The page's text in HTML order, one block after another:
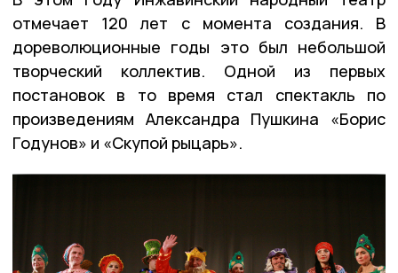
отмечает 120 лет с момента создания. В
дореволюционные годы это был небольшой
творческий коллектив. Одной из первых
постановок в то время стал спектакль по
произведениям Александра Пушкина «Борис
Годунов» и «Скупой рыцарь».